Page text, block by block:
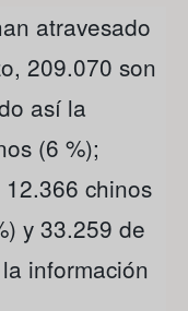
atravesado
209.070 son
así la
(6 %);
chinos
y 33.259 de
información